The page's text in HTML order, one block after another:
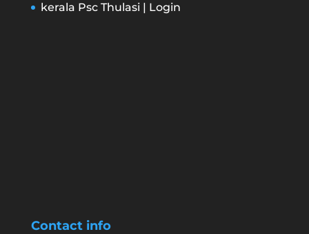
kerala Psc Thulasi | Login
Contact info